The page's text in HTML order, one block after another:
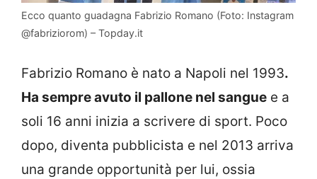
Ecco quanto guadagna Fabrizio Romano (Foto: Instagram
@fabriziorom) – Topday.it
Fabrizio Romano è nato a Napoli nel 1993.
Ha sempre avuto il pallone nel sangue e a
soli 16 anni inizia a scrivere di sport. Poco
dopo, diventa pubblicista e nel 2013 arriva
una grande opportunità per lui, ossia